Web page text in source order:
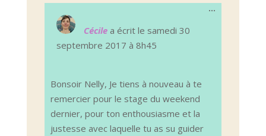
Cécile a écrit le samedi 30
septembre 2017 à 8h45
Bonsoir Nelly, Je tiens à nouveau à te
remercier pour le stage du weekend
dernier, pour ton enthousiasme et la
justesse avec laquelle tu as su guider
...